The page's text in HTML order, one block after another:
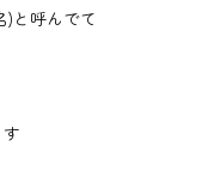
)と呼んでて